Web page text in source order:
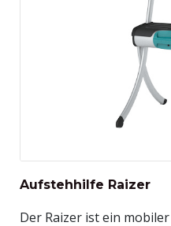
Aufstehhilfe Raizer
Der Raizer ist ein